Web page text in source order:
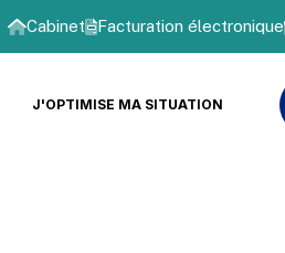
Cabinet Facturation électronique
J'OPTIMISE MA SITUATION